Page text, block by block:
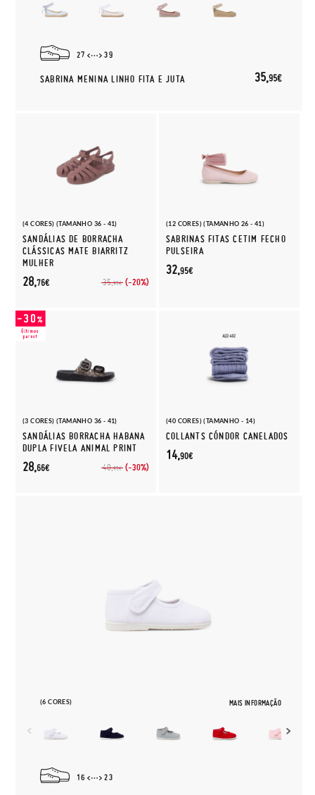
27 39
SABRINA MENINA LINHO FITA E JUTA 35,95€
(4 CORES) (TAMANHO 36 - 41)
SANDÁLIAS DE BORRACHA
CLÁSSICAS MATE BIARRITZ
MULHER
35,95€ (-20%)
28,76€
(12 CORES) (TAMANHO 26 - 41)
SABRINAS FITAS CETIM FECHO
PULSEIRA
32,95€
(3 CORES) (TAMANHO 36 - 41)
SANDÁLIAS BORRACHA HABANA
DUPLA FIVELA ANIMAL PRINT
40,95€ (-30%)
28,66€
(40 CORES) (TAMANHO - 14)
COLLANTS CÓNDOR CANELADOS
14,90€
(6 CORES) MAIS INFORMAÇÃO
16 23